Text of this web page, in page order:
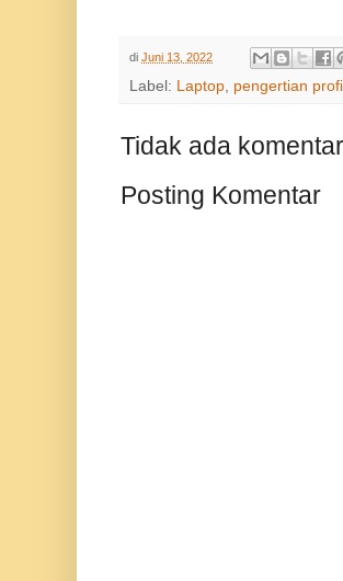
di Juni 13, 2022
Label: Laptop, pengertian
Tidak ada
Posting Komentar